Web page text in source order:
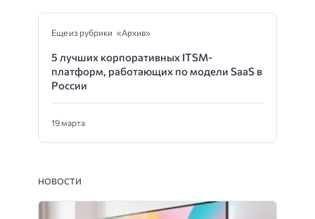
Еще из рубрики «Архив»
5 лучших корпоративных ITSM-
платформ, работающих по модели SaaS в
России
19 марта
НОВОСТИ